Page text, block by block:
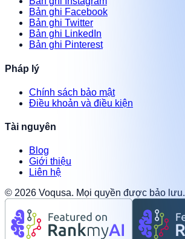
Bản ghi Facebook
Bản ghi Twitter
Bản ghi LinkedIn
Bản ghi Pinterest
Pháp lý
Chính sách bảo mật
Điều khoản và điều kiện
Tài nguyên
Blog
Giới thiệu
Liên hệ
© 2026 Voqusa. Mọi quyền được bảo lưu.